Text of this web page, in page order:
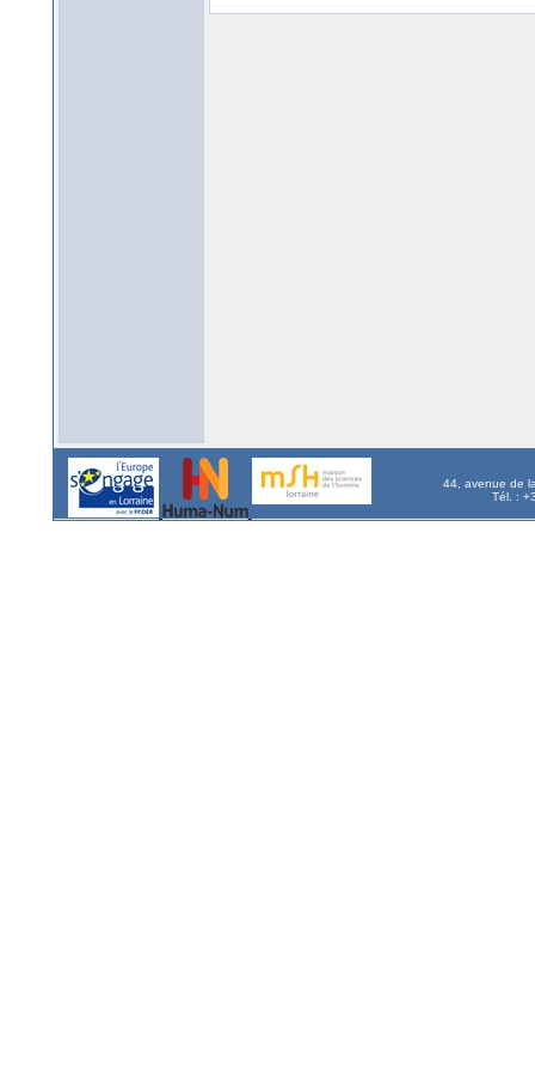
44, avenue de
Tél. :